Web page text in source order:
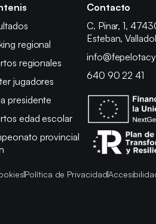
regional
regionales
jugadores
presidente
edad escolar
provincial
Contacto
C. Pinar, 1,
Esteban,
640 90 22 41
Política de Privacidad